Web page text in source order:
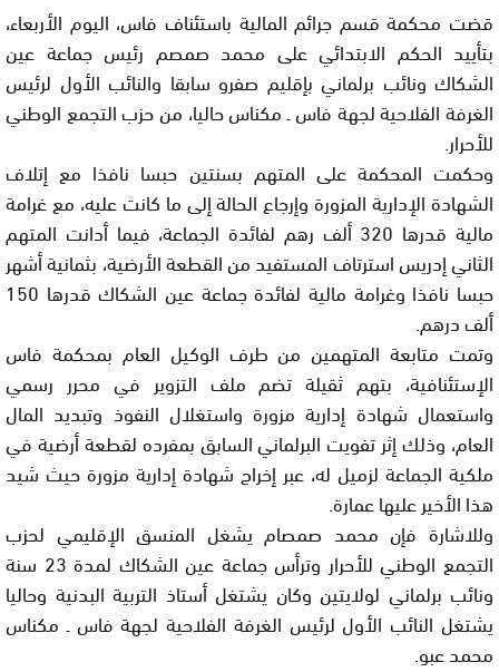
قضت محكمة قسم جرائم المالية باستئناف فاس، اليوم الأربعاء،
بتأييد الحكم الابتدائي على محمد صمصم رئيس جماعة عين
الشكاك ونائب برلماني بإقليم صفرو سابقا والنائب الأول لرئيس
الغرفة الفلاحية لجهة فاس ـ مكناس حاليا، من حزب التجمع الوطني
للأحرار.
وحكمت المحكمة على المتهم بسنتين حبسا نافذا مع إتلاف
الشهادة الإدارية المزورة وإرجاع الحالة إلى ما كانت عليه، مع غرامة
مالية قدرها 320 ألف رهم لفائدة الجماعة، فيما أدانت المتهم
الثاني إدريس استرتاف المستفيد من القطعة الأرضية، بثمانية أشهر
حبسا نافذا وغرامة مالية لفائدة جماعة عين الشكاك قدرها 150
ألف درهم.
وتمت متابعة المتهمين من طرف الوكيل العام بمحكمة فاس
الإستئنافية، بتهم ثقيلة تضم ملف التزوير في محرر رسمي
واستعمال شهادة إدارية مزورة واستغلال النفوذ وتبديد المال
العام، وذلك إثر تفويت البرلماني السابق بمفرده لقطعة أرضية في
ملكية الجماعة لزميل له، عبر إخراج شهادة إدارية مزورة حيث شيد
هذا الأخير عليها عمارة.
وللاشارة فإن محمد صمصام يشغل المنسق الإقليمي لحزب
التجمع الوطني للأحرار وترأس جماعة عين الشكاك لمدة 23 سنة
ونائب برلماني لولايتين وكان يشتغل أستاذ التربية البدنية وحاليا
يشتغل النائب الأول لرئيس الغرفة الفلاحية لجهة فاس ـ مكناس
محمد عبو.